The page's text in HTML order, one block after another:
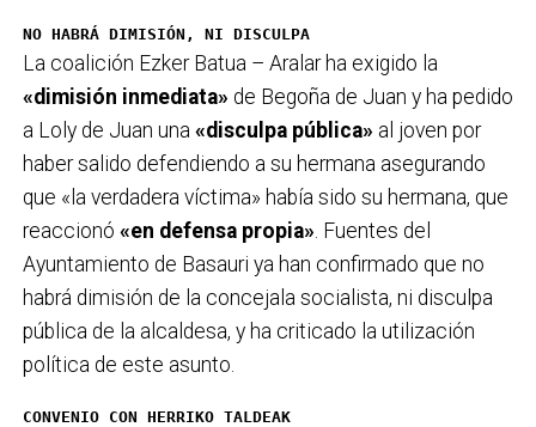
NO HABRÁ DIMISIÓN, NI DISCULPA
La coalición Ezker Batua – Aralar ha exigido la
«dimisión inmediata» de Begoña de Juan y ha pedido
a Loly de Juan una «disculpa pública» al joven por
haber salido defendiendo a su hermana asegurando
que «la verdadera víctima» había sido su hermana, que
reaccionó «en defensa propia» . Fuentes del
Ayuntamiento de Basauri ya han confirmado que no
habrá dimisión de la concejala socialista, ni disculpa
pública de la alcaldesa, y ha criticado la utilización
política de este asunto.
CONVENIO CON HERRIKO TALDEAK